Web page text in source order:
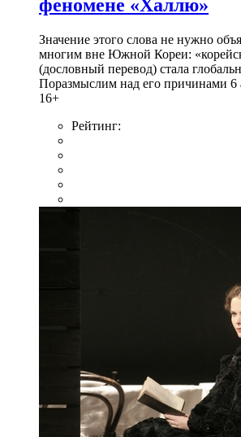
феномене «Халлю»
Значение этого слова не нужно
многим вне Южной Кореи:
(дословный перевод) стала
Поразмыслим над его причинами 6
16+
Рейтинг: